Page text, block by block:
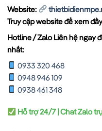
Website:
Truy cập website để xem
Hotline / Zalo Liên hệ ngay
nhất:
0933 320 468
0948 946 109
0938 461 348
Hỗ trợ 24/7 | Chat Zalo